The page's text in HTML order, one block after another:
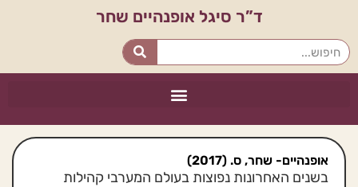
ד”ר סיגל אופנהיים שחר
אופנהיים- שחר, ס. (2017)
בשנים האחרונות נפוצות בעולם המערבי קהילות